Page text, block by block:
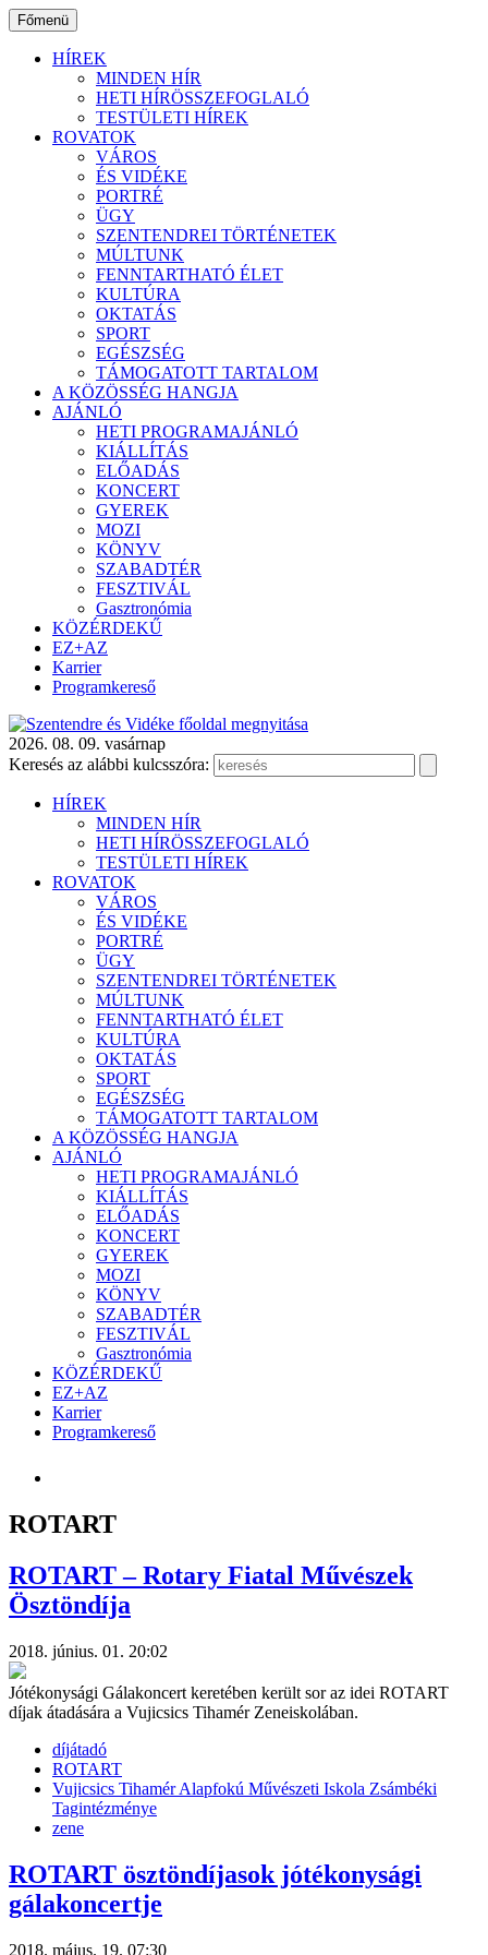
Ugrás
a
tartalomhoz
Főmenü
HÍREK
MINDEN HÍR
HETI HÍRÖSSZEFOGLALÓ
TESTÜLETI HÍREK
ROVATOK
VÁROS
ÉS VIDÉKE
PORTRÉ
ÜGY
SZENTENDREI TÖRTÉNETEK
MÚLTUNK
FENNTARTHATÓ ÉLET
KULTÚRA
OKTATÁS
SPORT
EGÉSZSÉG
TÁMOGATOTT TARTALOM
A KÖZÖSSÉG HANGJA
AJÁNLÓ
HETI PROGRAMAJÁNLÓ
KIÁLLÍTÁS
ELŐADÁS
KONCERT
GYEREK
MOZI
KÖNYV
SZABADTÉR
FESZTIVÁL
Gasztronómia
KÖZÉRDEKŰ
EZ+AZ
Karrier
Programkereső
2026. 08. 09. vasárnap
Keresés az alábbi kulcsszóra:
HÍREK
MINDEN HÍR
HETI HÍRÖSSZEFOGLALÓ
TESTÜLETI HÍREK
ROVATOK
VÁROS
ÉS VIDÉKE
PORTRÉ
ÜGY
SZENTENDREI TÖRTÉNETEK
MÚLTUNK
FENNTARTHATÓ ÉLET
KULTÚRA
OKTATÁS
SPORT
EGÉSZSÉG
TÁMOGATOTT TARTALOM
A KÖZÖSSÉG HANGJA
AJÁNLÓ
HETI PROGRAMAJÁNLÓ
KIÁLLÍTÁS
ELŐADÁS
KONCERT
GYEREK
MOZI
KÖNYV
SZABADTÉR
FESZTIVÁL
Gasztronómia
KÖZÉRDEKŰ
EZ+AZ
Karrier
Programkereső
ROTART
ROTART – Rotary Fiatal Művészek
Ösztöndíja
2018. június. 01. 20:02
Jótékonysági Gálakoncert keretében került sor az idei ROTART
díjak átadására a Vujicsics Tihamér Zeneiskolában.
díjátadó
ROTART
Vujicsics Tihamér Alapfokú Művészeti Iskola Zsámbéki
Tagintézménye
zene
ROTART ösztöndíjasok jótékonysági
gálakoncertje
2018. május. 19. 07:30